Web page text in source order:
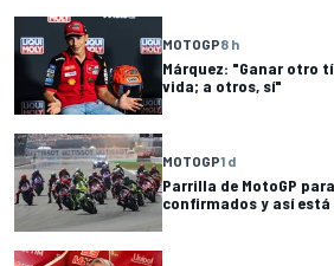
MOTOGP8 h
Márquez: "Ganar otro
vida; a otros, sí"
MOTOGP1 d
Parrilla de MotoGP
confirmados y así está